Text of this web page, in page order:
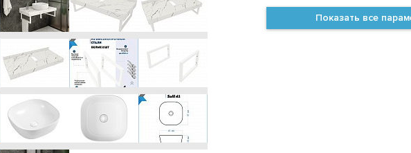
Показать все